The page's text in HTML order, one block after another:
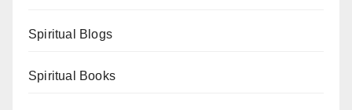
Spiritual Blogs
Spiritual Books